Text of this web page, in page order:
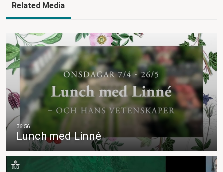
Related Media
Lunch med Linné